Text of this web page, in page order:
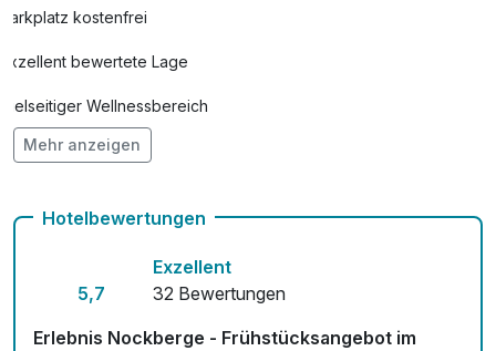
Parkplatz kostenfrei
Exzellent bewertete Lage
Vielseitiger Wellnessbereich
Hunde im Hotel erlaubt für 14,00 € pro Person / Nacht
Mehr anzeigen
Hotelbewertungen
5,7
Exzellent
32 Bewertungen
Erlebnis Nockberge - Frühstücksangebot im